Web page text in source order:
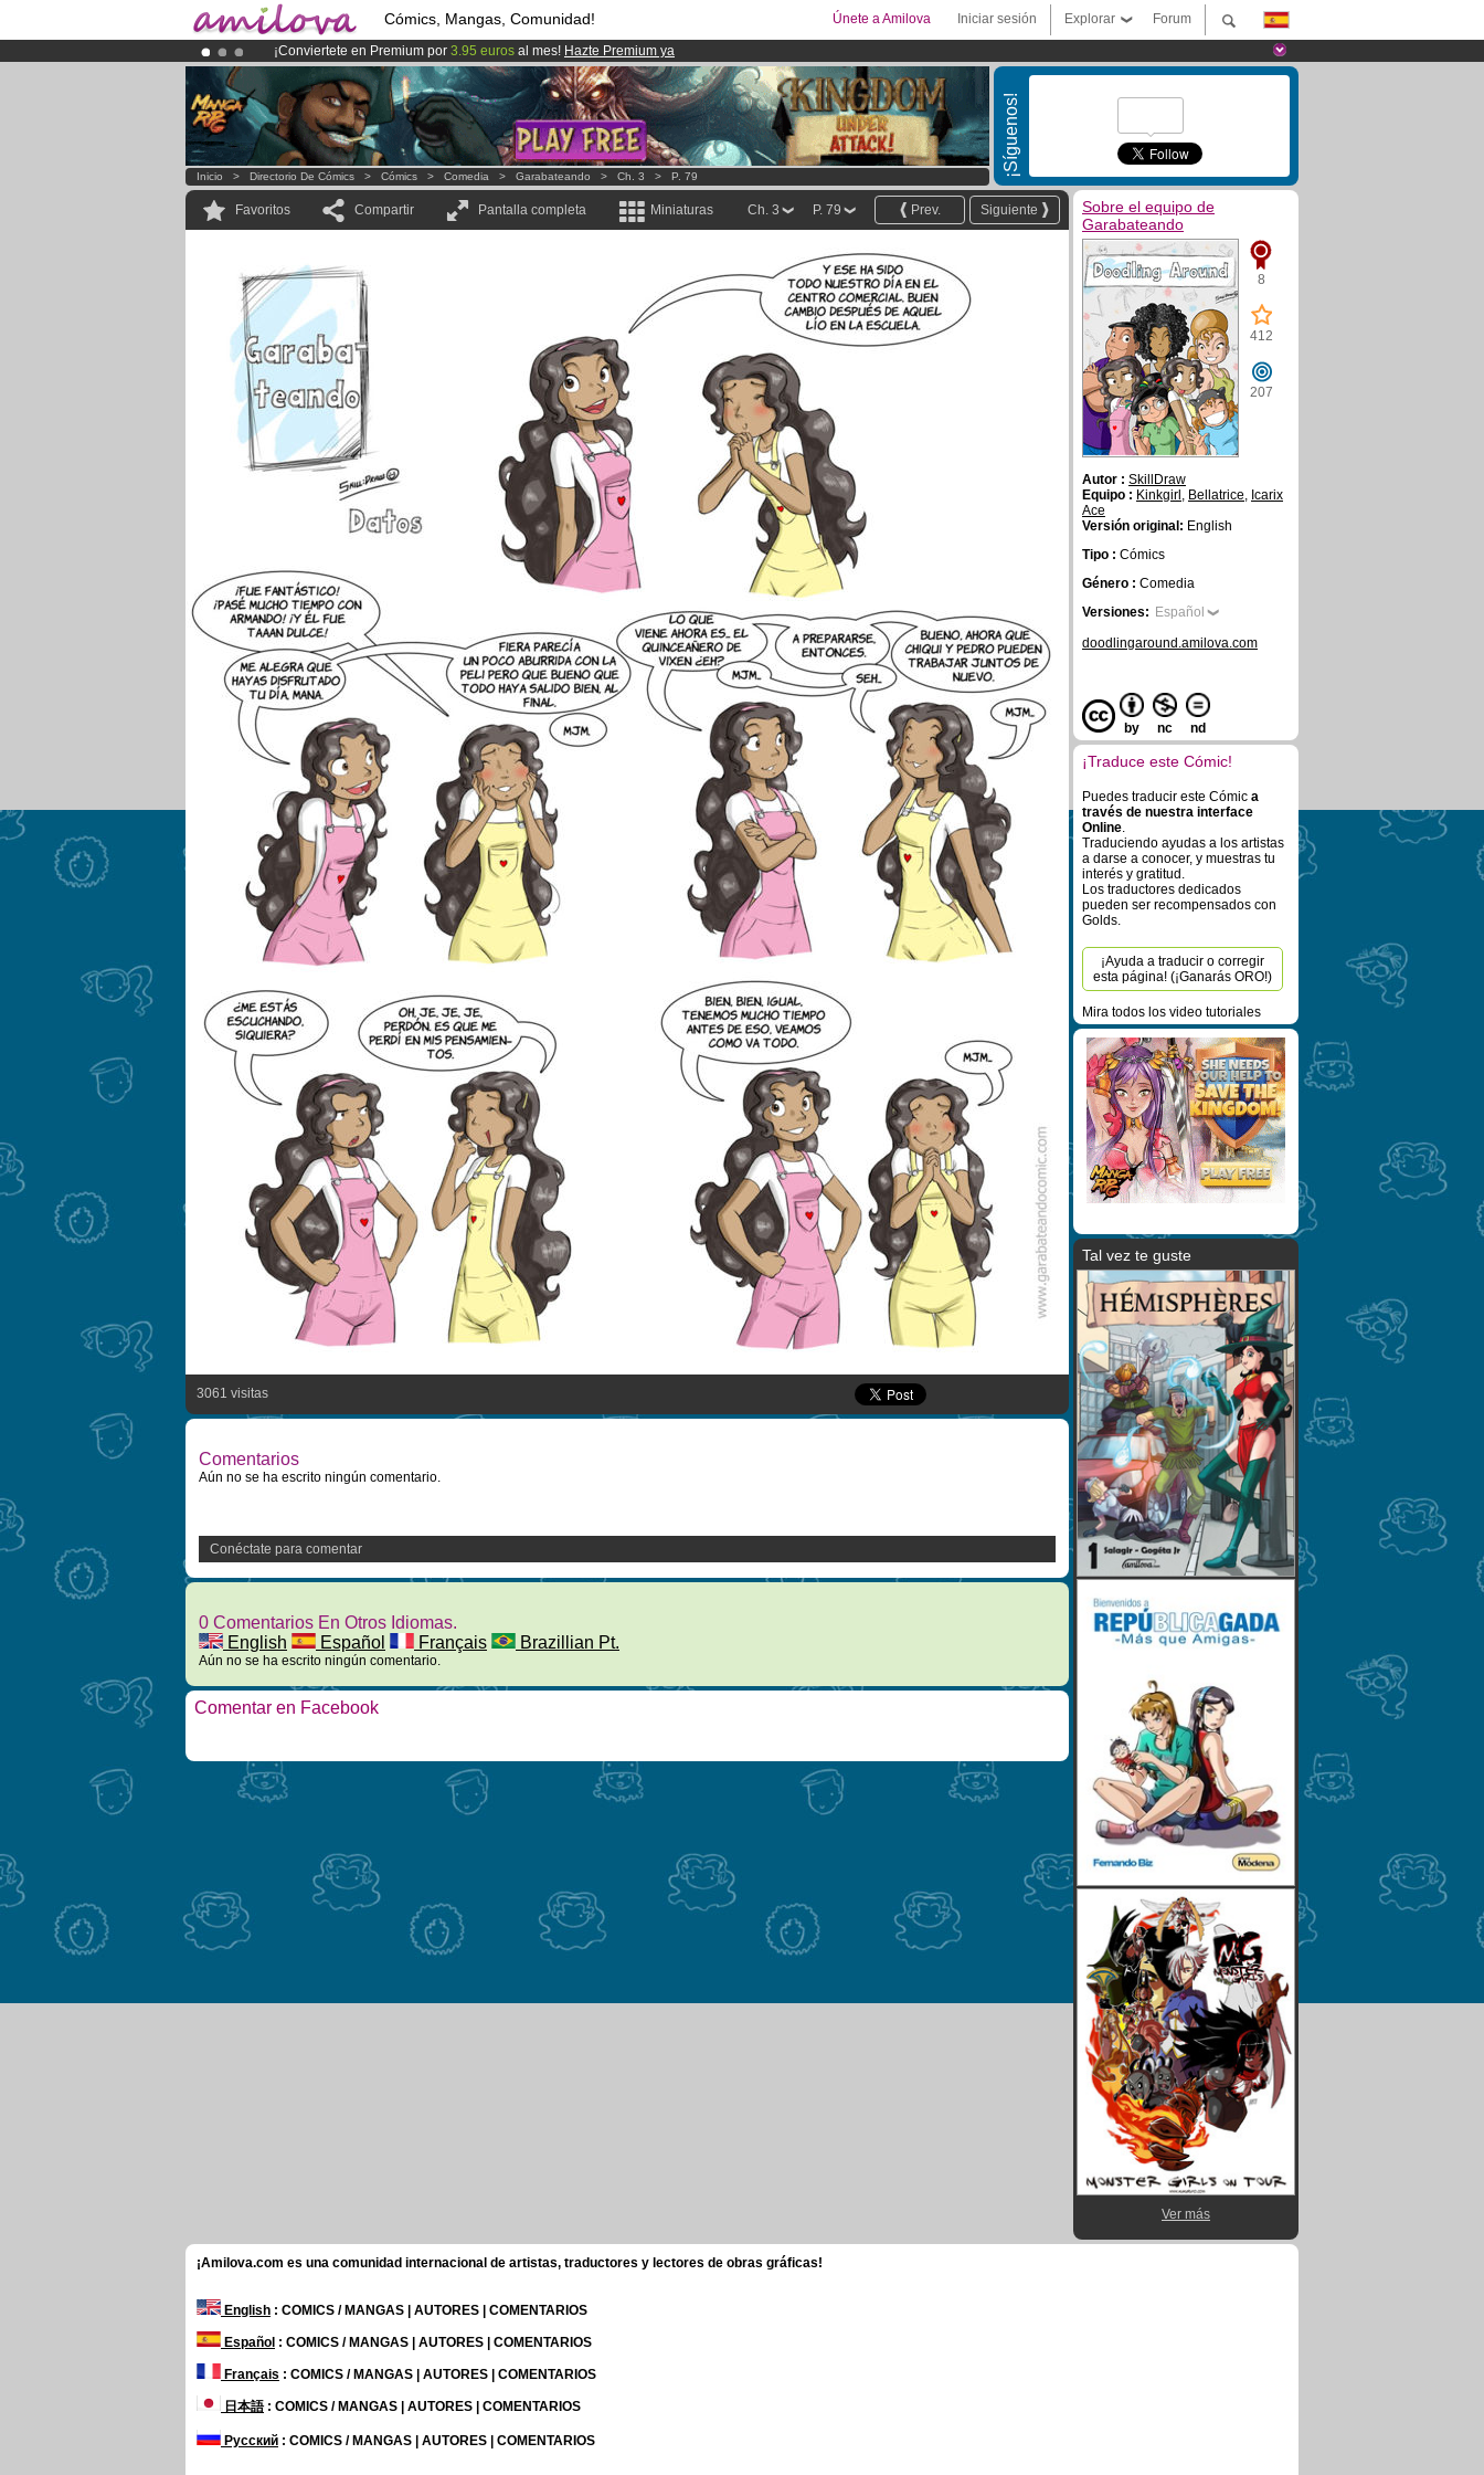
Cómics, Mangas, Comunidad! Forum
Explorar
Iniciar sesión
Únete a Amilova
¡Conviertete en Premium por 3.95 euros al mes! Hazte Premium ya
¡El Kickstarter Amilova está desormado lanzado!.
¡Ya tenemos 100000miembrosy 1000 Cómics y Mangas!.
¡Síguenos!
Inicio > Directorio De Cómics > Cómics > Comedia > Garabateando > Ch. 3 > P. 79
Favoritos Compartir Pantalla completa Miniaturas Siguiente
Prev.
P. 79
Ch. 3
3061 visitas
Comentarios
Aún no se ha escrito ningún comentario.
Conéctate para comentar
0 Comentarios En Otros Idiomas.
English
Español Français Brazillian Pt.
Aún no se ha escrito ningún comentario.
Comentar en Facebook
Sobre el equipo de
Garabateando
8
412
207
Autor : SkillDraw
Equipo : Kinkgirl , Bellatrice, Icarix
Ace
Versión original: English
Tipo : Cómics
Género : Comedia
Versiones: Español
doodlingaround.amilova.com
by nc nd
¡Traduce este Cómic!
Puedes traducir este Cómic a
través de nuestra interface
Online.
Traduciendo ayudas a los artistas
a darse a conocer, y muestras tu
interés y gratitud.
Los traductores dedicados
pueden ser recompensados con
Golds.
¡Ayuda a traducir o corregir
esta página! (¡Ganarás ORO!)
Mira todos los video tutoriales
Tal vez te guste
Ver más
¡Amilova.com es una comunidad internacional de artistas, traductores y lectores de obras gráficas!
English : COMICS / MANGAS | AUTORES | COMENTARIOS
Español : COMICS / MANGAS | AUTORES | COMENTARIOS
Français : COMICS / MANGAS | AUTORES | COMENTARIOS
日本語: COMICS / MANGAS | AUTORES | COMENTARIOS
Русский : COMICS / MANGAS | AUTORES | COMENTARIOS